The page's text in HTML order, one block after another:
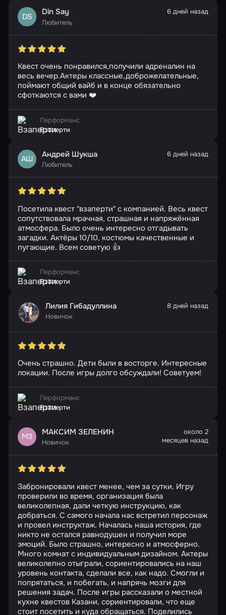
DS Din Say
Любитель
6 дней назад
Квест очень понравился,получили адреналин на
весь вечер.Актеры классные,доброжелательные,
поймают общий вайб и в конце обязательно
сфоткаются с вами ❤️
Перформанс
Взаперти
АШ Андрей Шукша
Любитель
6 дней назад
Посетила квест "взаперти" с компанией. Весь квест
сопутствовала мрачная, страшная и напряжённая
атмосфера. Было очень интересно отгадывать
загадки. Актёры 10/10, костюмы качественные и
пугающие. Всем советую 👍
Перформанс
Взаперти
Лилия Гибадуллина
Новичок
8 дней назад
Очень страшно. Дети были в восторге. Интересные
локации. После игры долго обсуждали! Советуем!
Перформанс
Взаперти
МЗ МАКСИМ ЗЕЛЕНИН
Новичок
около 2
месяцев назад
Забронировали квест менее, чем за сутки. Игру
проверили во время, организация была
великолепная, дали четкую инструкцию, как
добраться. С самого начала нас встретил персонаж
и провел инструктаж. Началась наша история, где
никто не остался равнодушен и получил море
эмоций. Было страшно, интересно и атмосферно.
Много комнат с индивидуальным дизайном. Актеры
великолепно отыграли, сориентировались на наш
уровень контакта, сделали все, как надо. Смогли и
попрятаться, и побегать, и напрячь мозги для
решения задач. После игры рассказали о местной
кухне квестов Казани, сориентировали, что еще
стоит посетить и куда обращаться. Поделились